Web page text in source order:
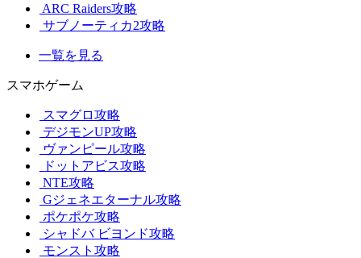
ARC Raiders攻略
サブノーティカ2攻略
一覧を見る
スマホゲーム
スマグロ攻略
デジモンUP攻略
ヴァンピール攻略
ドットアビス攻略
NTE攻略
Gジェネエターナル攻略
ポケポケ攻略
シャドバ ビヨンド攻略
モンスト攻略